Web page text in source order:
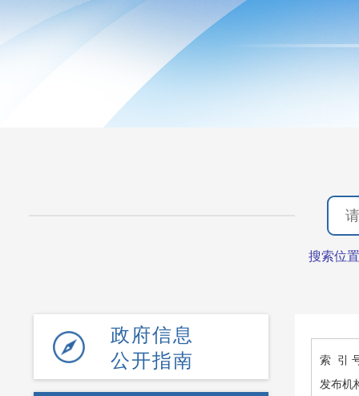
搜索位置
政府信息
公开指南
索 引
发布机